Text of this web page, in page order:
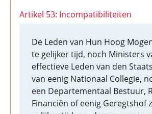
Artikel 53: Incompatibiliteiten
De Leden van Hun Hoog
te gelijker tijd, noch Ministers
effectieve Leden van den
van eenig Nationaal Collegie,
een Departementaal Bestuur,
Financiën of eenig Geregtshof